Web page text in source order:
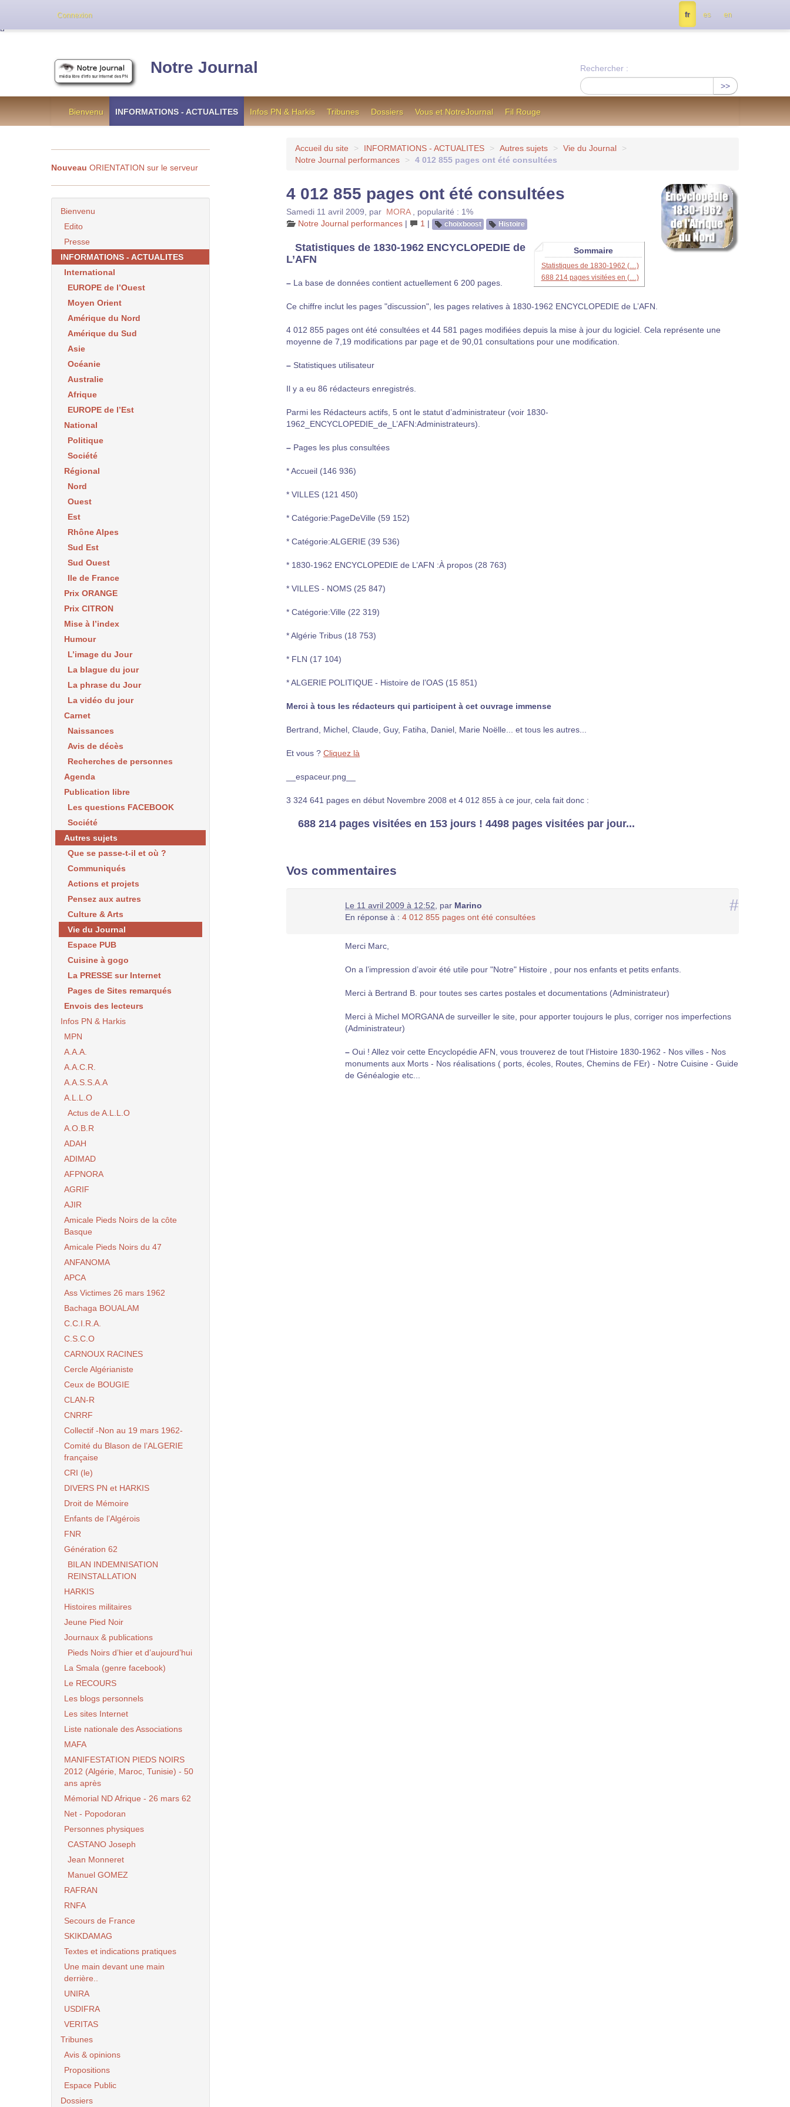
Notre Journal
Rechercher :
>>
Bienvenu INFORMATIONS - ACTUALITES Infos PN & Harkis Tribunes Dossiers Vous et NotreJournal Fil Rouge
Accueil du site > INFORMATIONS - ACTUALITES > Autres sujets > Vie du Journal
>
Notre Journal performances
> 4 012 855 pages ont été consultées
4 012 855 pages ont été consultées
Samedi 11 avril 2009 par MORA
popularité : 1%
Notre Journal performances | 1 | choixboost Histoire
Sommaire
Statistiques de 1830-1962 (…)
688 214 pages visitées en (…)
Statistiques de 1830-1962 ENCYCLOPEDIE de
L’AFN
– La base de données contient actuellement 6 200 pages.
Ce chiffre inclut les pages "discussion", les pages relatives à 1830-1962 ENCYCLOPEDIE de L’AFN.
4 012 855 pages ont été consultées et 44 581 pages modifiées depuis la mise à jour du logiciel. Cela représente une
moyenne de 7,19 modifications par page et de 90,01 consultations pour une modification.
– Statistiques utilisateur
Il y a eu 86 rédacteurs enregistrés.
Parmi les Rédacteurs actifs, 5 ont le statut d’administrateur (voir 1830-
1962_ENCYCLOPEDIE_de_L’AFN:Administrateurs).
– Pages les plus consultées
* Accueil (146 936)
* VILLES (121 450)
* Catégorie:PageDeVille (59 152)
* Catégorie:ALGERIE (39 536)
* 1830-1962 ENCYCLOPEDIE de L’AFN :À propos (28 763)
* VILLES - NOMS (25 847)
* Catégorie:Ville (22 319)
* Algérie Tribus (18 753)
* FLN (17 104)
* ALGERIE POLITIQUE - Histoire de l’OAS (15 851)
Merci à tous les rédacteurs qui participent à cet ouvrage immense
Bertrand, Michel, Claude, Guy, Fatiha, Daniel, Marie Noëlle... et tous les autres...
Et vous ? Cliquez là
__espaceur.png__
3 324 641 pages en début Novembre 2008 et 4 012 855 à ce jour, cela fait donc :
688 214 pages visitées en 153 jours ! 4498 pages visitées par jour...
Vos commentaires
#
Le 11 avril 2009 à 12:52 par Marino
En réponse à : 4 012 855 pages ont été consultées
Merci Marc,
On a l’impression d’avoir été utile pour "Notre" Histoire , pour nos enfants et petits enfants.
Merci à Bertrand B. pour toutes ses cartes postales et documentations (Administrateur)
Merci à Michel MORGANA de surveiller le site, pour apporter toujours le plus, corriger nos imperfections
(Administrateur)
– Oui ! Allez voir cette Encyclopédie AFN, vous trouverez de tout l’Histoire 1830-1962 - Nos villes - Nos
monuments aux Morts - Nos réalisations ( ports, écoles, Routes, Chemins de FEr) - Notre Cuisine - Guide
de Généalogie etc...
Nouveau ORIENTATION sur le serveur
Bienvenu
Edito
Presse
INFORMATIONS - ACTUALITES
International
EUROPE de l’Ouest
Moyen Orient
Amérique du Nord
Amérique du Sud
Asie
Océanie
Australie
Afrique
EUROPE de l’Est
National
Politique
Société
Régional
Nord
Ouest
Est
Rhône Alpes
Sud Est
Sud Ouest
Ile de France
Prix ORANGE
Prix CITRON
Mise à l’index
Humour
L’image du Jour
La blague du jour
La phrase du Jour
La vidéo du jour
Carnet
Naissances
Avis de décès
Recherches de personnes
Agenda
Publication libre
Les questions FACEBOOK
Société
Autres sujets
Que se passe-t-il et où ?
Communiqués
Actions et projets
Pensez aux autres
Culture & Arts
Vie du Journal
Espace PUB
Cuisine à gogo
La PRESSE sur Internet
Pages de Sites remarqués
Envois des lecteurs
Infos PN & Harkis
MPN
A.A.A.
A.A.C.R.
A.A.S.S.A.A
A.L.L.O
Actus de A.L.L.O
A.O.B.R
ADAH
ADIMAD
AFPNORA
AGRIF
AJIR
Amicale Pieds Noirs de la côte
Basque
Amicale Pieds Noirs du 47
ANFANOMA
APCA
Ass Victimes 26 mars 1962
Bachaga BOUALAM
C.C.I.R.A.
C.S.C.O
CARNOUX RACINES
Cercle Algérianiste
Ceux de BOUGIE
CLAN-R
CNRRF
Collectif -Non au 19 mars 1962-
Comité du Blason de l’ALGERIE
française
CRI (le)
DIVERS PN et HARKIS
Droit de Mémoire
Enfants de l’Algérois
FNR
Génération 62
BILAN INDEMNISATION
REINSTALLATION
HARKIS
Histoires militaires
Jeune Pied Noir
Journaux & publications
Pieds Noirs d’hier et d’aujourd’hui
La Smala (genre facebook)
Le RECOURS
Les blogs personnels
Les sites Internet
Liste nationale des Associations
MAFA
MANIFESTATION PIEDS NOIRS
2012 (Algérie, Maroc, Tunisie) - 50
ans après
Mémorial ND Afrique - 26 mars 62
Net - Popodoran
Personnes physiques
CASTANO Joseph
Jean Monneret
Manuel GOMEZ
RAFRAN
RNFA
Secours de France
SKIKDAMAG
Textes et indications pratiques
Une main devant une main
derrière..
UNIRA
USDIFRA
VERITAS
Tribunes
Avis & opinions
Propositions
Espace Public
Dossiers
Connexion fr es en
Cette version de NotreJournal représente l’ancienne formule utilisée jusqu’en octobre 2012, en cas de difficultés, contactez nous à info@notrejournal.info !